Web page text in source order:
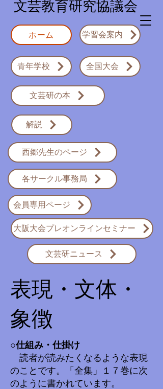
​文芸教育研究協議会
解説
文芸研の本
各サークル事務局
全国大会
ホーム 学習会案内
青年学校
会員専用ページ
西郷先生のページ
大阪大会プレオンラインセミナー
文芸研ニュース
表現・文体・
象徴
○仕組み・仕掛け
読者が読みたくなるような表現
のことです。「全集」１７巻に次
のように書かれています。